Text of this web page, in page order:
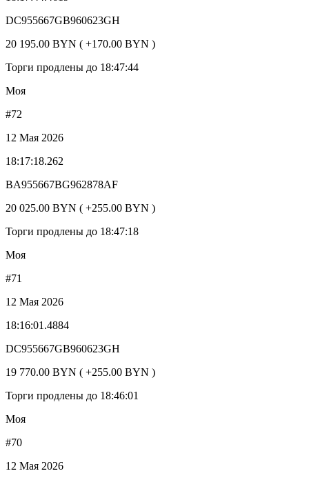
DC955667GB960623GH
20 195.00 BYN ( +170.00 BYN )
Торги продлены до 18:47:44
Моя
#72
12 Мая 2026
18:17:18.262
BA955667BG962878AF
20 025.00 BYN ( +255.00 BYN )
Торги продлены до 18:47:18
Моя
#71
12 Мая 2026
18:16:01.4884
DC955667GB960623GH
19 770.00 BYN ( +255.00 BYN )
Торги продлены до 18:46:01
Моя
#70
12 Мая 2026